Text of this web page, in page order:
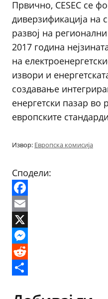
Првично, CESEC се
диверзификација на
развој на
2017 година
на
извори и
создавање
енергетски пазар во
европските
Извор: Европска комисија
Сподели:
Facebook
Email
X
Messenger
Reddit